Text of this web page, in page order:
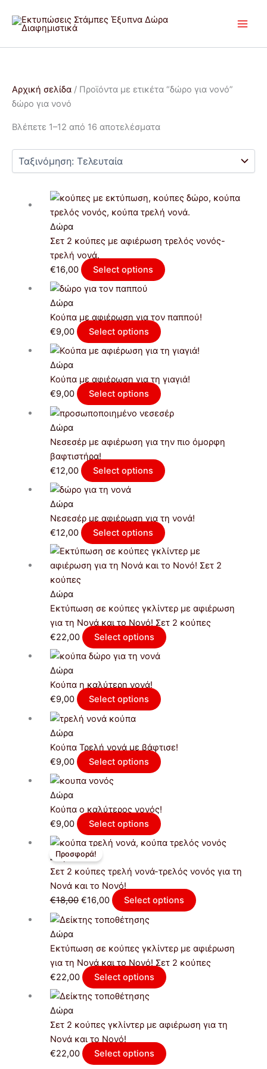
στο
περιεχόμενο
Αρχική σελίδα / Προϊόντα με ετικέτα “δώρο για νονό”
δώρο για νονό
Βλέπετε 1–12 από 16 αποτελέσματα
by
Δώρα
Σετ 2 κούπες με αφιέρωση τρελός νονός-
τρελή νονά.
€16,00 Select options
Δώρα
Κούπα με αφιέρωση για τον παππού!
€9,00 Select options
Δώρα
Κούπα με αφιέρωση για τη γιαγιά!
€9,00 Select options
Δώρα
Νεσεσέρ με αφιέρωση για την πιο όμορφη
βαφτιστήρα!
€12,00 Select options
Δώρα
Νεσεσέρ με αφιέρωση για τη νονά!
€12,00 Select options
Δώρα
Εκτύπωση σε κούπες γκλίντερ με αφιέρωση
για τη Νονά και το Νονό! Σετ 2 κούπες
€22,00 Select options
Δώρα
Κούπα η καλύτερη νονά!
€9,00 Select options
Δώρα
Κούπα Τρελή νονά με βάφτισε!
€9,00 Select options
Δώρα
Κούπα o καλύτερος νονός!
€9,00 Select options
Προσφορά!
Δώρα
Σετ 2 κούπες τρελή νονά-τρελός νονός για τη
Νονά και το Νονό!
€18,00
Original
price
was:
€18,00.
€16,00
Η
τιμή
είναι:
€16,00.Select options
Δώρα
Εκτύπωση σε κούπες γκλίντερ με αφιέρωση
για τη Νονά και το Νονό! Σετ 2 κούπες
€22,00 Select options
Δώρα
Σετ 2 κούπες γκλίντερ με αφιέρωση για τη
Νονά και το Νονό!
€22,00 Select options